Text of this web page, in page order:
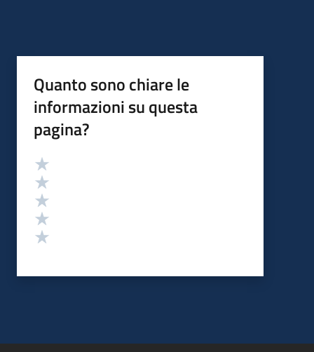
Quanto sono chiare le
informazioni su questa
pagina?
Valutazione